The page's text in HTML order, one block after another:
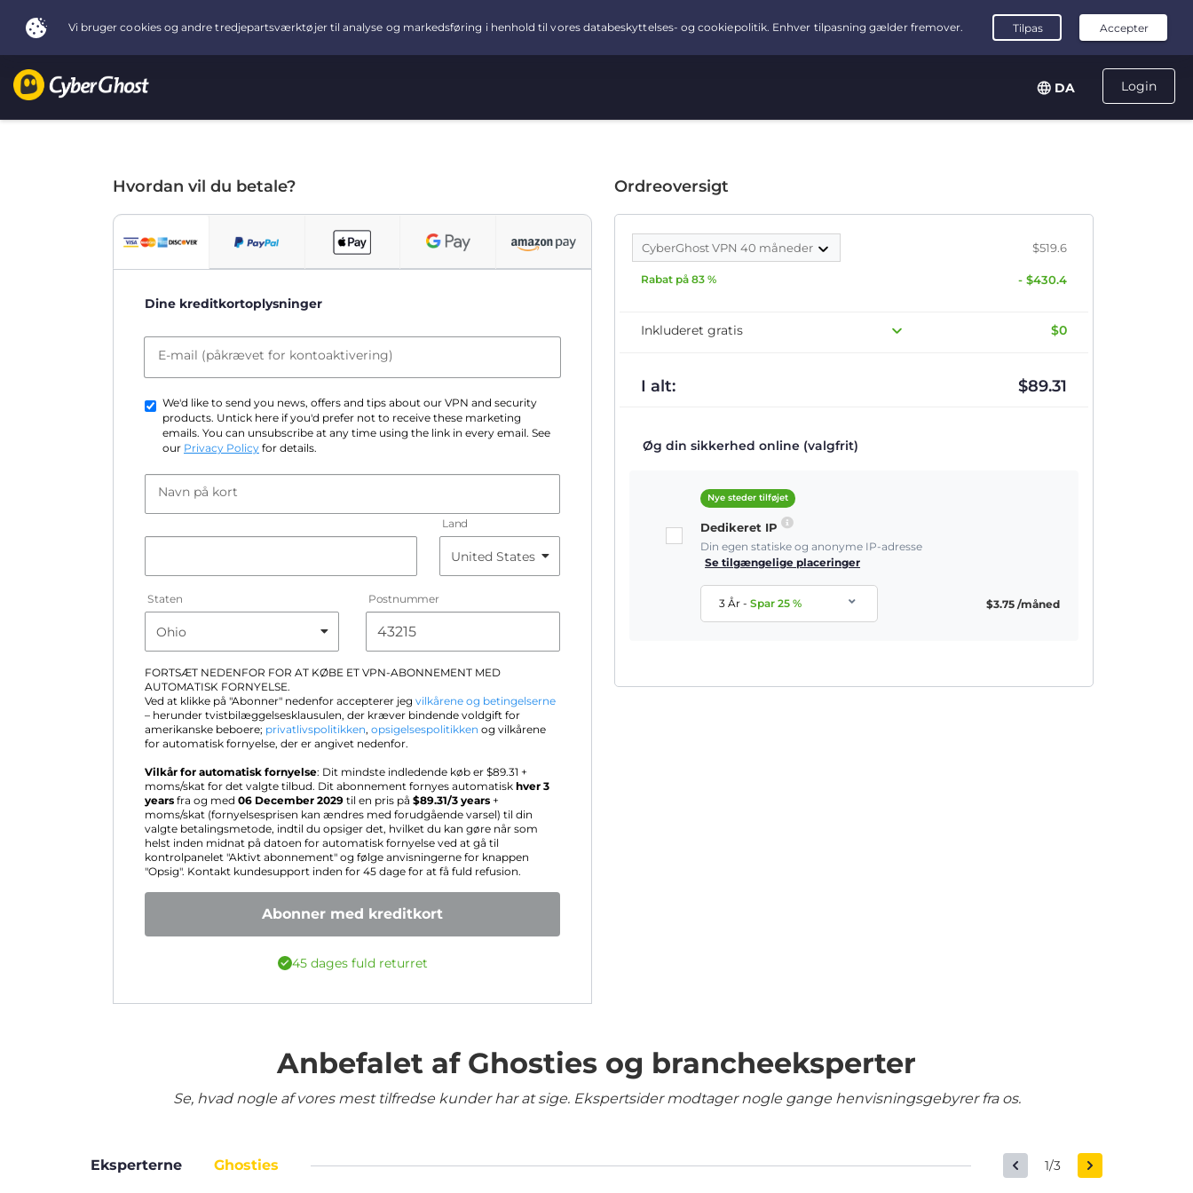
Login
DA
Hvordan vil du betale?
Dine kreditkortoplysninger
E-mail (påkrævet for kontoaktivering)
We'd like to send you news, offers and tips about our VPN and security
products. Untick here if you'd prefer not to receive these marketing
emails. You can unsubscribe at any time using the link in every email. See
our Privacy Policy for details.
Navn på kort
Land
Staten Postnummer
FORTSÆT NEDENFOR FOR AT KØBE ET VPN-ABONNEMENT MED
AUTOMATISK FORNYELSE.
Ved at klikke på "Abonner" nedenfor accepterer jeg vilkårene og betingelserne
– herunder tvistbilæggelsesklausulen, der kræver bindende voldgift for
amerikanske beboere; privatlivspolitikken, opsigelsespolitikken og vilkårene
for automatisk fornyelse, der er angivet nedenfor.
Vilkår for automatisk fornyelse: Dit mindste indledende køb er $89.31 +
moms/skat for det valgte tilbud. Dit abonnement fornyes automatisk hver 3
years fra og med 06 December 2029 til en pris på $89.31/3 years +
moms/skat (fornyelsesprisen kan ændres med forudgående varsel) til din
valgte betalingsmetode, indtil du opsiger det, hvilket du kan gøre når som
helst inden midnat på datoen for automatisk fornyelse ved at gå til
kontrolpanelet "Aktivt abonnement" og følge anvisningerne for knappen
"Opsig". Kontakt kundesupport inden for 45 dage for at få fuld refusion.
Abonner med kreditkort
45 dages fuld returret
Ordreoversigt
CyberGhost VPN 40 måneder $519.6
Rabat på 83 % - $430.4
Inkluderet gratis $0
I alt: $89.31
Øg din sikkerhed online (valgfrit)
Nye steder tilføjet
Dedikeret IP
Din egen statiske og anonyme IP-adresse
Se tilgængelige placeringer
3 År-Spar25 % $3.75 /måned
Anbefalet af Ghosties og brancheeksperter
Se, hvad nogle af vores mest tilfredse kunder har at sige. Ekspertsider modtager nogle gange henvisningsgebyrer fra os.
Eksperterne Ghosties 1/3